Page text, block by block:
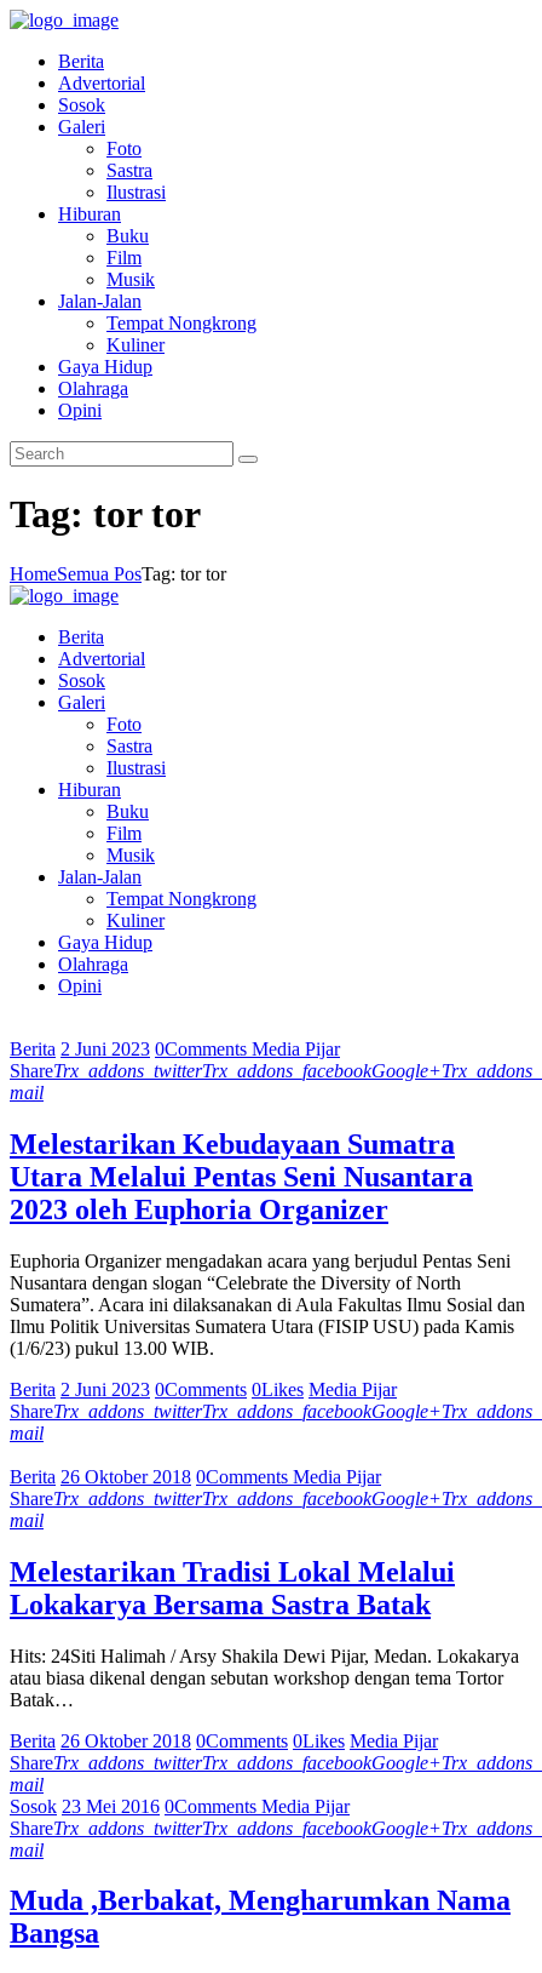
Berita
Advertorial
Sosok
Galeri
Foto
Sastra
Ilustrasi
Hiburan
Buku
Film
Musik
Jalan-Jalan
Tempat Nongkrong
Kuliner
Gaya Hidup
Olahraga
Opini
Tag: tor tor
HomeSemua PosTag: tor tor
Berita
Advertorial
Sosok
Galeri
Foto
Sastra
Ilustrasi
Hiburan
Buku
Film
Musik
Jalan-Jalan
Tempat Nongkrong
Kuliner
Gaya Hidup
Olahraga
Opini
Berita 2 Juni 2023 0Comments Media Pijar
ShareTrx_addons_twitterTrx_addons_facebookGoogle+
mail
Melestarikan Kebudayaan Sumatra
Utara Melalui Pentas Seni Nusantara
2023 oleh Euphoria Organizer
Euphoria Organizer mengadakan acara yang berjudul Pentas Seni
Nusantara dengan slogan “Celebrate the Diversity of North
Sumatera”. Acara ini dilaksanakan di Aula Fakultas Ilmu Sosial dan
Ilmu Politik Universitas Sumatera Utara (FISIP USU) pada Kamis
(1/6/23) pukul 13.00 WIB.
Berita 2 Juni 2023 0Comments 0Likes Media Pijar
ShareTrx_addons_twitterTrx_addons_facebookGoogle+
mail
Berita 26 Oktober 2018 0Comments Media Pijar
ShareTrx_addons_twitterTrx_addons_facebookGoogle+
mail
Melestarikan Tradisi Lokal Melalui
Lokakarya Bersama Sastra Batak
Hits: 24Siti Halimah / Arsy Shakila Dewi Pijar, Medan. Lokakarya
atau biasa dikenal dengan sebutan workshop dengan tema Tortor
Batak…
Berita 26 Oktober 2018 0Comments 0Likes Media Pijar
ShareTrx_addons_twitterTrx_addons_facebookGoogle+
mail
Sosok 23 Mei 2016 0Comments Media Pijar
ShareTrx_addons_twitterTrx_addons_facebookGoogle+
mail
Muda ,Berbakat, Mengharumkan Nama
Bangsa